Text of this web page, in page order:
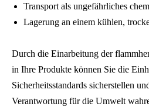
Transport als ungefährliches
Lagerung an einem kühlen,
Durch die Einarbeitung der
in Ihre Produkte können Sie die
Sicherheitsstandards sicherstellen
Verantwortung für die Umwelt